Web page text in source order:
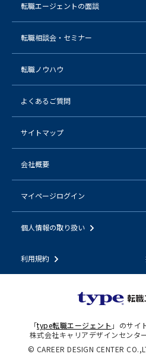
転職エージェントの面談
転職相談会・セミナー
転職ノウハウ
よくあるご質問
サイトマップ
会社概要
マイページログイン
個人情報の取り扱い
利用規約
「type転職エージェント 」のサイ
株式会社キャリアデザインセンタ
© CAREER DESIGN CENTER